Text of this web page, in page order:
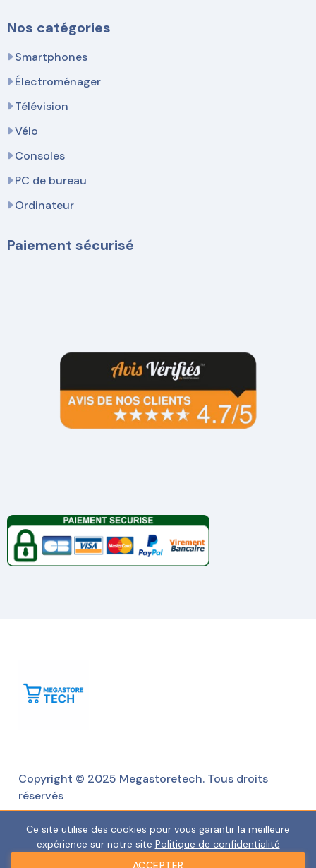
Nos catégories
Smartphones
Électroménager
Télévision
Vélo
Consoles
PC de bureau
Ordinateur
Paiement sécurisé
Copyright © 2025 Megastoretech. Tous droits
réservés
Ce site utilise des cookies pour vous garantir la meilleure
expérience sur notre site Politique de confidentialité
ACCEPTER